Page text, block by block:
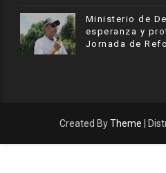
Ministerio de
esperanza y
Jornada de
Created ByTheme |